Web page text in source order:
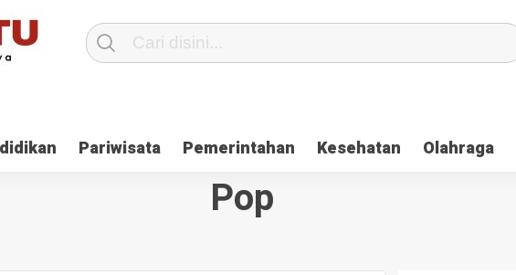
Pariwisata Pemerintahan Kesehatan Olahraga
Pop